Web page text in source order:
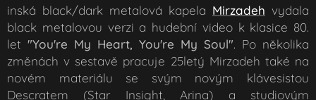
inská black/dark metalová kapela Mirzadeh vydala
black metalovou verzi a hudební video k klasice 80.
let "You're My Heart, You're My Soul". Po několika
změnách v sestavě pracuje 25letý Mirzadeh také na
novém materiálu se svým novým klávesistou
Descratem (Star Insight, Arina) a studiovým